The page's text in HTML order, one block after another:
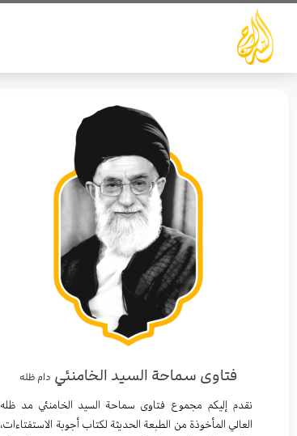
تخطي
المحتوى
فتاوى سماحة السيد الخامنئي دام ظله
نقدم إليكم مجموع فتاوى سماحة السيد الخامنئي مد ظله
العالي المأخوذة من الطبعة الحديثة لكتاب أجوبة الاستفتاءات،